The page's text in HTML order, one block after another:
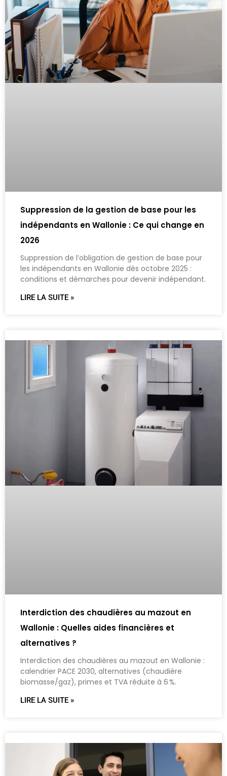
Suppression de la gestion de base pour les
indépendants en Wallonie : Ce qui change en
2026
Suppression de l’obligation de gestion de base pour
les indépendants en Wallonie dès octobre 2025 :
conditions et démarches pour devenir indépendant.
LIRE LA SUITE »
Interdiction des chaudières au mazout en
Wallonie : Quelles aides financières et
alternatives ?
Interdiction des chaudières au mazout en Wallonie :
calendrier PACE 2030, alternatives (chaudière
biomasse/gaz), primes et TVA réduite à 6 %.
LIRE LA SUITE »